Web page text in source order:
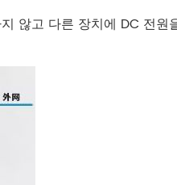
않고 다른 장치에 DC 전원